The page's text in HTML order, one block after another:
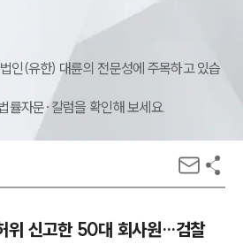
인(유한) 대륜의 전문성에 주목하고 있습
률자문·칼럼을 확인해 보세요.
위 신고한 50대 회사원…검찰